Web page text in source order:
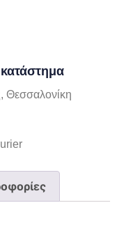
Θεσσαλονίκη